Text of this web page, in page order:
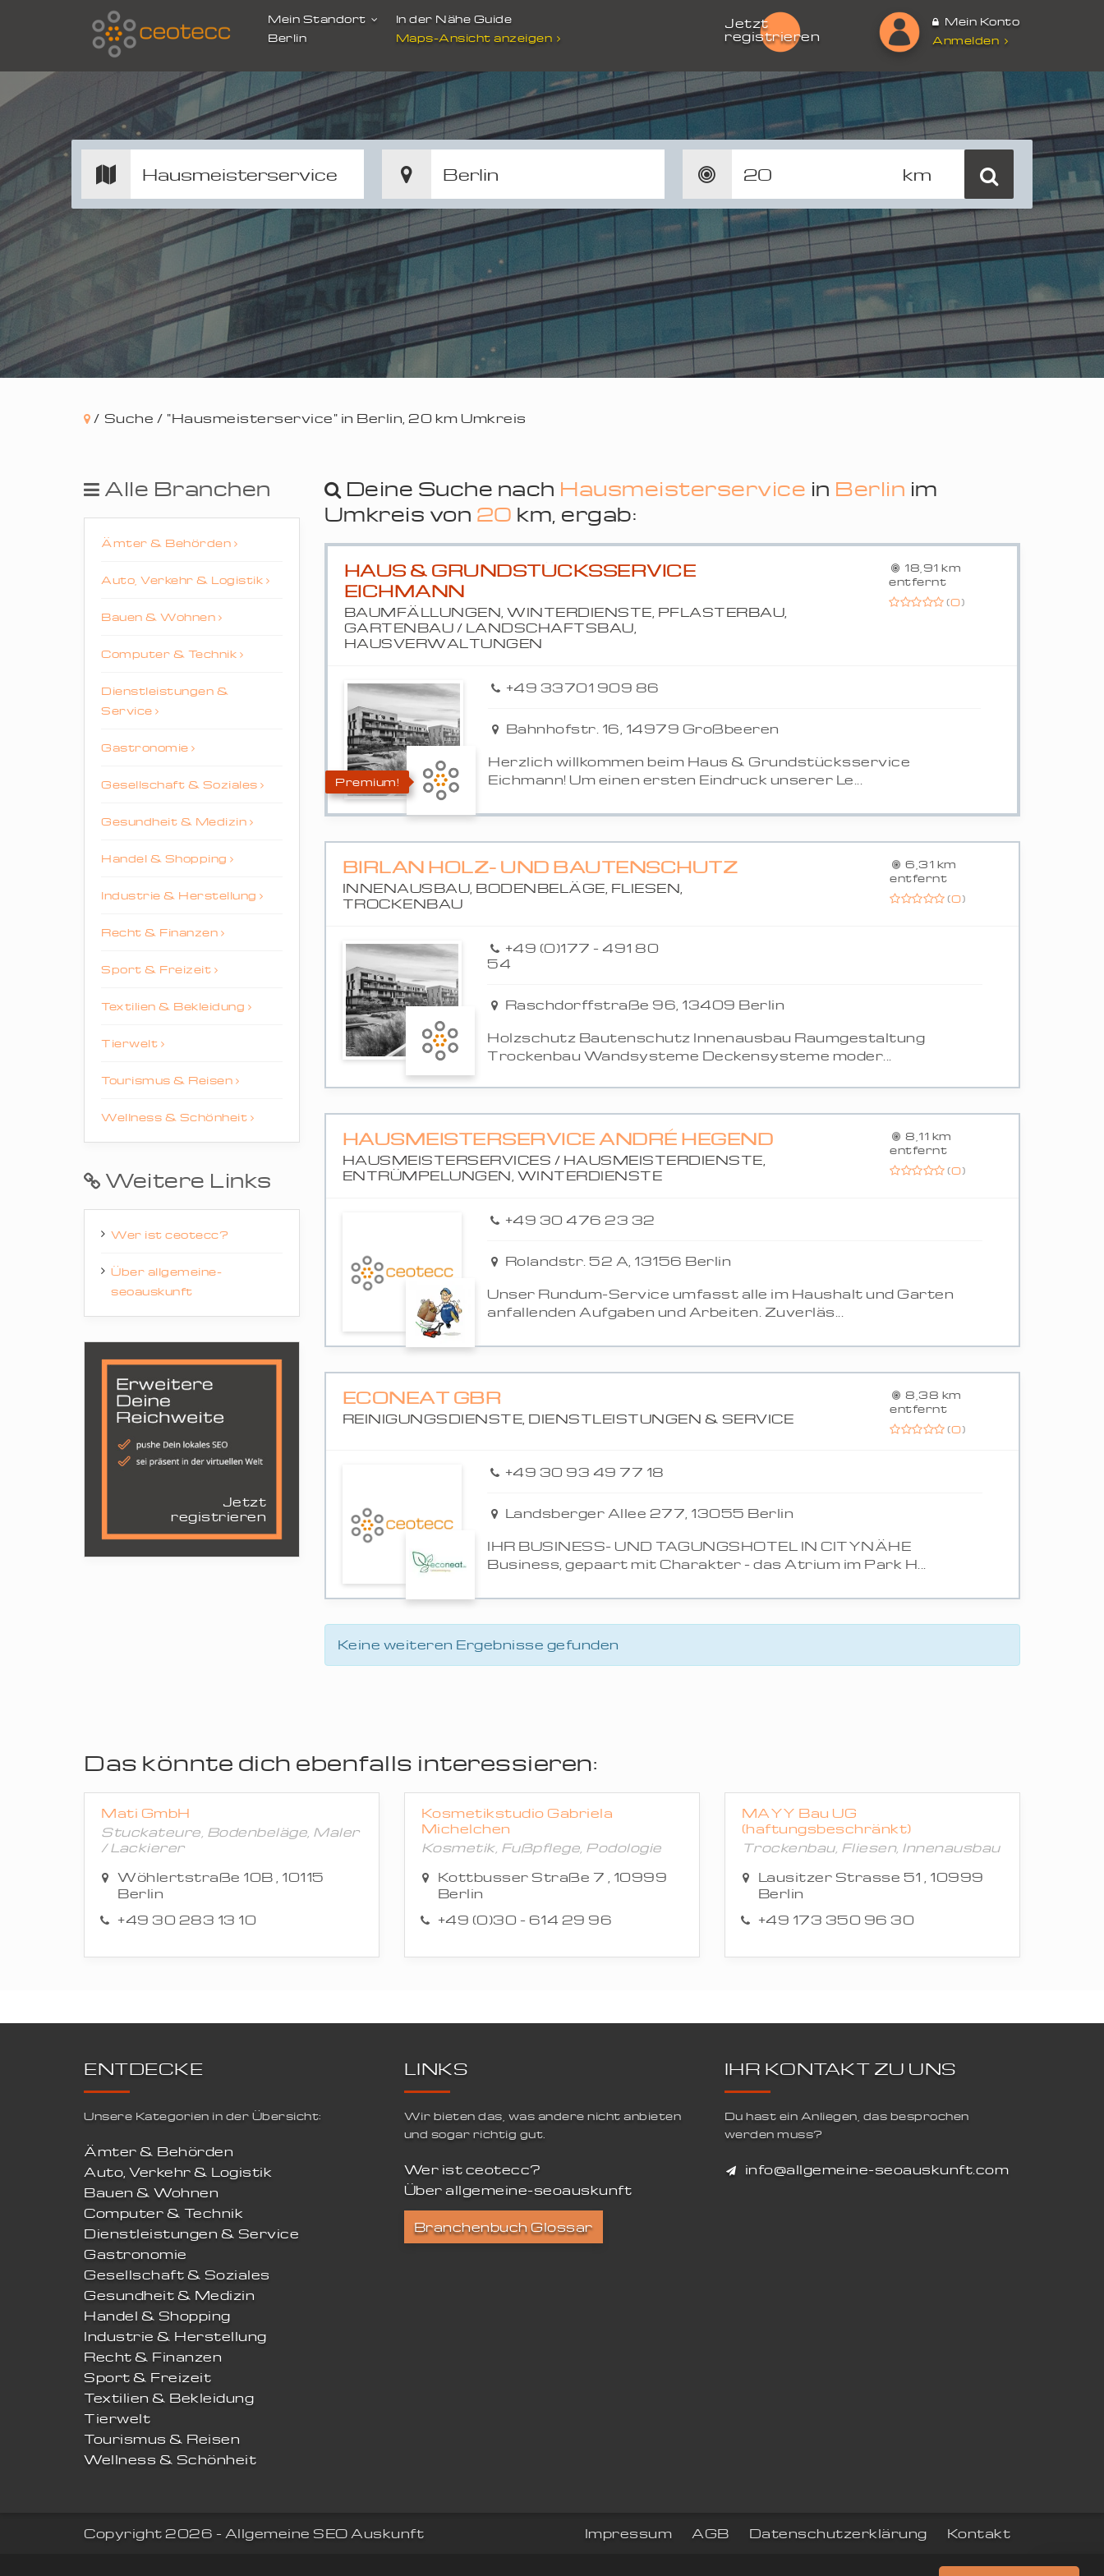
Mein Standort
Berlin
In der Nähe Guide
Maps-Ansicht anzeigen
Jetzt
registrieren
Mein Konto
Anmelden
/ Suche / "Hausmeisterservice" in Berlin, 20 km Umkreis
Alle Branchen
Ämter & Behörden
Auto, Verkehr & Logistik
Bauen & Wohnen
Computer & Technik
Dienstleistungen &
Service
Gastronomie
Gesellschaft & Soziales
Gesundheit & Medizin
Handel & Shopping
Industrie & Herstellung
Recht & Finanzen
Sport & Freizeit
Textilien & Bekleidung
Tierwelt
Tourismus & Reisen
Wellness & Schönheit
Weitere Links
Wer ist ceotecc?
Über allgemeine-
seoauskunft
Jetzt
registrieren
Deine Suche nach Hausmeisterservice in Berlin im
Umkreis von 20 km, ergab:
HAUS & GRUNDSTÜCKSSERVICE
EICHMANN
BAUMFÄLLUNGEN, WINTERDIENSTE, PFLASTERBAU,
GARTENBAU / LANDSCHAFTSBAU,
HAUSVERWALTUNGEN
18,91 km
entfernt
(0)
Premium!
+49 33701 909 86
Bahnhofstr. 16, 14979 Großbeeren
Herzlich willkommen beim Haus & Grundstücksservice
Eichmann! Um einen ersten Eindruck unserer Le...
BIRLAN HOLZ- UND BAUTENSCHUTZ
INNENAUSBAU, BODENBELÄGE, FLIESEN,
TROCKENBAU
6,31 km
entfernt
(0)
+49 (0)177 - 491 80
54
Raschdorffstraße 96, 13409 Berlin
Holzschutz Bautenschutz Innenausbau Raumgestaltung
Trockenbau Wandsysteme Deckensysteme moder...
HAUSMEISTERSERVICE ANDRÉ HEGEND
HAUSMEISTERSERVICES / HAUSMEISTERDIENSTE,
ENTRÜMPELUNGEN, WINTERDIENSTE
8,11 km
entfernt
(0)
+49 30 476 23 32
Rolandstr. 52 A, 13156 Berlin
Unser Rundum-Service umfasst alle im Haushalt und Garten
anfallenden Aufgaben und Arbeiten. Zuverläs...
ECONEAT GBR
REINIGUNGSDIENSTE, DIENSTLEISTUNGEN & SERVICE
8,38 km
entfernt
(0)
+49 30 93 49 77 18
Landsberger Allee 277, 13055 Berlin
IHR BUSINESS- UND TAGUNGSHOTEL IN CITYNÄHE
Business, gepaart mit Charakter - das Atrium im Park H...
Keine weiteren Ergebnisse gefunden
Das könnte dich ebenfalls interessieren:
Mati GmbH
Stuckateure, Bodenbeläge, Maler
/ Lackierer
Wöhlertstraße 10B , 10115
Berlin
+49 30 283 13 10
Kosmetikstudio Gabriela
Michelchen
Kosmetik, Fußpflege, Podologie
Kottbusser Straße 7 , 10999
Berlin
+49 (0)30 - 614 29 96
MAYY Bau UG
(haftungsbeschränkt)
Trockenbau, Fliesen, Innenausbau
Lausitzer Strasse 51 , 10999
Berlin
+49 173 350 96 30
ENTDECKE
Unsere Kategorien in der Übersicht:
Ämter & Behörden
Auto, Verkehr & Logistik
Bauen & Wohnen
Computer & Technik
Dienstleistungen & Service
Gastronomie
Gesellschaft & Soziales
Gesundheit & Medizin
Handel & Shopping
Industrie & Herstellung
Recht & Finanzen
Sport & Freizeit
Textilien & Bekleidung
Tierwelt
Tourismus & Reisen
Wellness & Schönheit
LINKS
Wir bieten das, was andere nicht anbieten
und sogar richtig gut.
Wer ist ceotecc?
Über allgemeine-seoauskunft
Branchenbuch Glossar
IHR KONTAKT ZU UNS
Du hast ein Anliegen, das besprochen
werden muss?
info@allgemeine-seoauskunft.com
Copyright 2026 - Allgemeine SEO Auskunft Impressum AGB Datenschutzerklärung Kontakt